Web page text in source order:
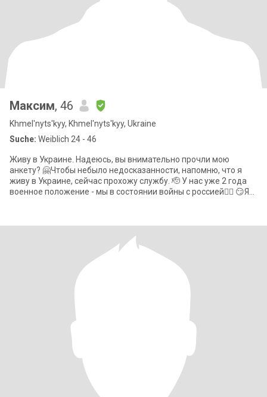
Максим, 46
Khmel'nyts'kyy, Khmel'nyts'kyy, Ukraine
Suche: Weiblich 24 - 46
Живу в Украине. Надеюсь, вы внимательно прочли мою
анкету? 🤗Чтобы небыло недосказанности, напомню, что я
живу в Украине, сейчас прохожу службу. 🫡 У нас уже 2 года
военное положение - мы в состоянии войны с россией😮‍💨 😏Я